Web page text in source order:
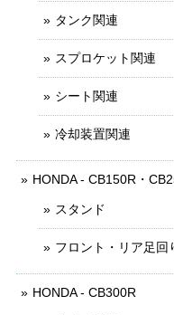
タンク関連
スプロケット関連
シート関連
冷却装置関連
HONDA - CB150R・
スタンド
フロント・リア足回
HONDA - CB300R